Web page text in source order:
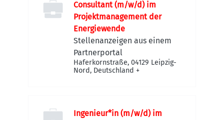
Consultant (m/w/d) im
Projektmanagement der
Energiewende
Stellenanzeigen aus einem
Partnerportal
Haferkornstraße, 04129 Leipzig-
Nord, Deutschland +
Ingenieur*in (m/w/d) im